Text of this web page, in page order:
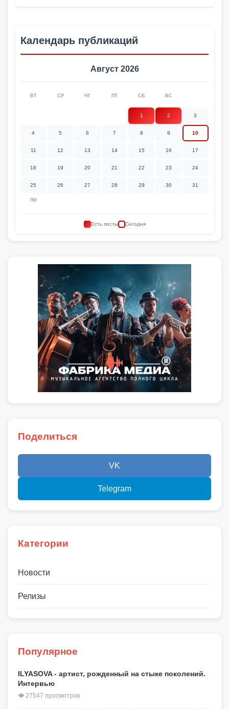
Календарь публикаций
Август 2026
ПН
ВТ СР ЧТ ПТ СБ ВС
1 2 3
4 5 6 7 8 9 10
11 12 13 14 15 16 17
18 19 20 21 22 23 24
25 26 27 28 29 30 31
Есть посты Сегодня
Поделиться
VK
Telegram
Категории
Новости
Релизы
Популярное
ILYASOVA - артист, рожденный на стыке поколений.
Интервью
👁 27547 просмотров